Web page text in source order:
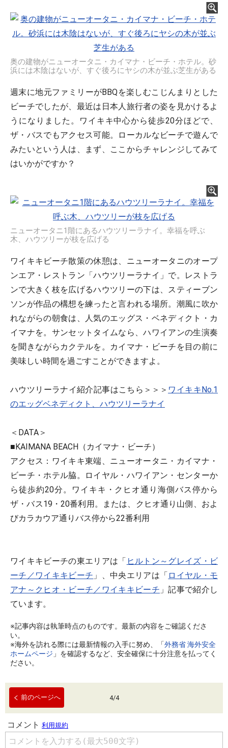
奥の建物がニューオータニ・カイマナ・ビーチ・ホテル。砂
浜には木陰はないが、すぐ後ろにヤシの木が並ぶ芝生がある
週末に地元ファミリーがBBQを楽しむこじんまりとした
ビーチでしたが、最近は日本人旅行者の姿を見かけるよ
うになりました。ワイキキ中心から徒歩20分ほどで、
ザ・バスでもアクセス可能。ローカルなビーチで遊んで
みたいという人は、まず、ここからチャレンジしてみて
はいかがですか？
ニューオータニ1階にあるハウツリーラナイ。幸福を呼ぶ
木、ハウツリーが枝を広げる
ワイキキビーチ散策の休憩は、ニューオータニのオープ
ンエア・レストラン「ハウツリーラナイ」で。レストラ
ンで大きく枝を広げるハウツリーの下は、スティーブン
ソンが作品の構想を練ったと言われる場所。潮風に吹か
れながらの朝食は、人気のエッグス・ベネディクト・カ
イマナを。サンセットタイムなら、ハワイアンの生演奏
を聞きながらカクテルを。カイマナ・ビーチを目の前に
美味しい時間を過ごすことができますよ。
ハウツリーラナイ紹介記事はこちら＞＞＞ ワイキキNo.1
のエッグベネディクト、ハウツリーラナイ
＜DATA＞
■KAIMANA BEACH（カイマナ・ビーチ）
アクセス：ワイキキ東端、ニューオータニ・カイマナ・
ビーチ・ホテル脇。ロイヤル・ハワイアン・センターか
ら徒歩約20分。ワイキキ・クヒオ通り海側バス停から
ザ・バス19・20番利用。または、クヒオ通り山側、およ
びカラカウア通りバス停から22番利用
ワイキキビーチの東エリアは「 ヒルトン～グレイズ・ビ
ーチ／ワイキキビーチ 」、中央エリアは「 ロイヤル・モ
アナ～クヒオ・ビーチ／ワイキキビーチ 」記事で紹介し
ています。
※記事内容は執筆時点のものです。最新の内容をご確認くださ
い。
※海外を訪れる際には最新情報の入手に努め、「外務省 海外安全
ホームページ 」を確認するなど、安全確保に十分注意を払ってく
ださい。
前のページへ 4/4